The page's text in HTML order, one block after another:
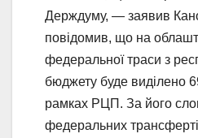
Держдуму, — заявив
повідомив, що на
федеральної траси з
бюджету буде виділено
рамках РЦП. За його
федеральних